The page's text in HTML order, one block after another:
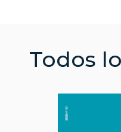
Todos